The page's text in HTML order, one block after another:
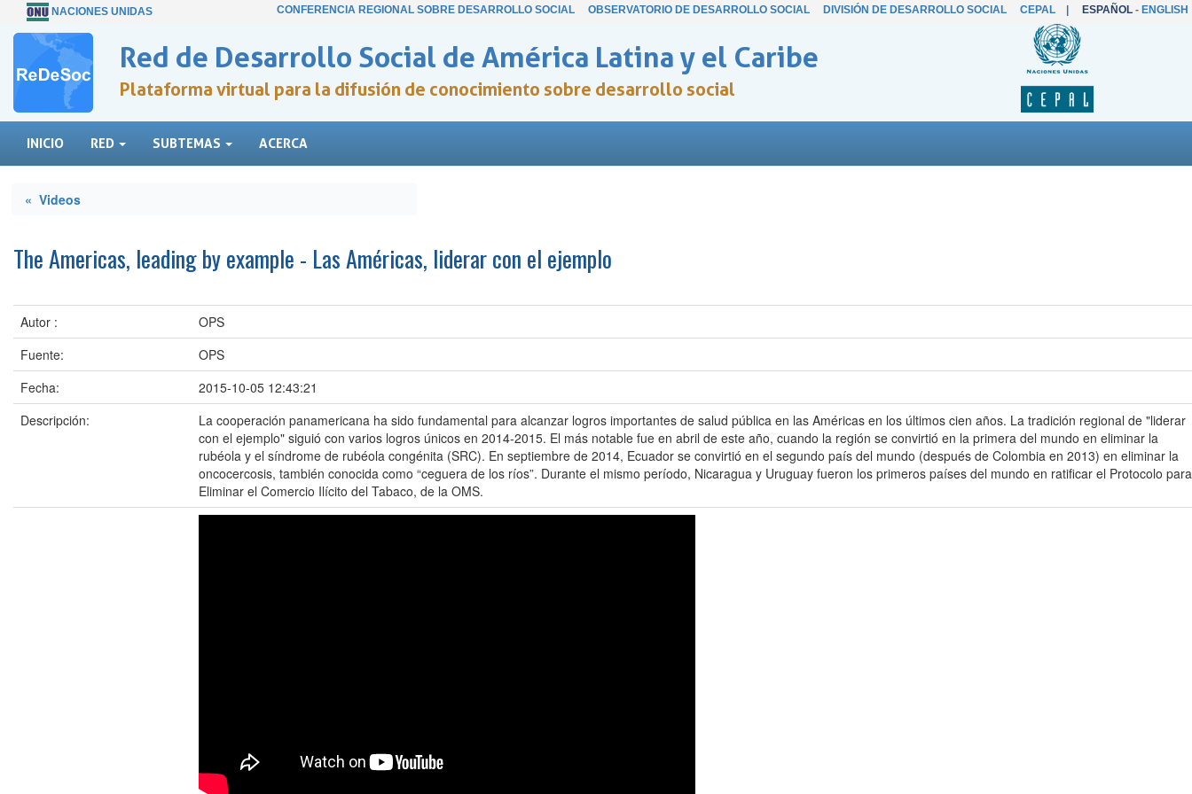
NACIONES UNIDAS CONFERENCIA REGIONAL SOBRE DESARROLLO SOCIAL OBSERVATORIO DE DESARROLLO SOCIAL DIVISIÓN DE DESARROLLO SOCIAL CEPAL| ESPAÑOL- ENGLISH
Red de Desarrollo Social de América Latina y el Caribe
Plataforma virtual para la difusión de conocimiento sobre desarrollo social
INICIO RED SUBTEMAS ACERCA
« Videos
The Americas, leading by example - Las Américas, liderar con el ejemplo
Autor :
OPS
Fuente:
OPS
Fecha:
2015-10-05 12:43:21
Descripción:
La cooperación panamericana ha sido fundamental para alcanzar logros importantes de salud pública en las Américas en los últimos cien años. La tradición regional de "liderar
con el ejemplo" siguió con varios logros únicos en 2014-2015. El más notable fue en abril de este año, cuando la región se convirtió en la primera del mundo en eliminar la
rubéola y el síndrome de rubéola congénita (SRC). En septiembre de 2014, Ecuador se convirtió en el segundo país del mundo (después de Colombia en 2013) en eliminar la
oncocercosis, también conocida como “ceguera de los ríos”. Durante el mismo período, Nicaragua y Uruguay fueron los primeros países del mundo en ratificar el Protocolo para
Eliminar el Comercio Ilícito del Tabaco, de la OMS.